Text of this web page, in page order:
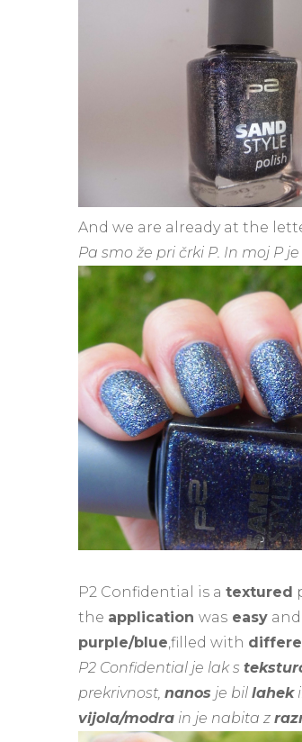
And we are already at the
Pa smo že pri črki P. In moj P je
P2 Confidential is a textured
the application was easy
purple/blue ,filled with
P2 Confidential je lak s
prekrivnost, nanos je bil lahek
vijola/modra in je nabita z